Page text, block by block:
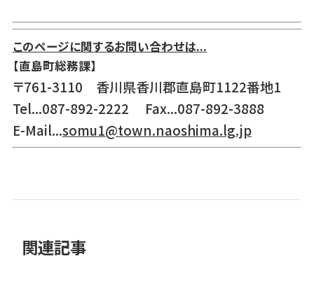
このページに関するお問い合わせは...
【直島町総務課】
〒761-3110 香川県香川郡直島町1122番地1
Tel...087-892-2222 Fax...087-892-3888
E-Mail...somu1@town.naoshima.lg.jp
関連記事